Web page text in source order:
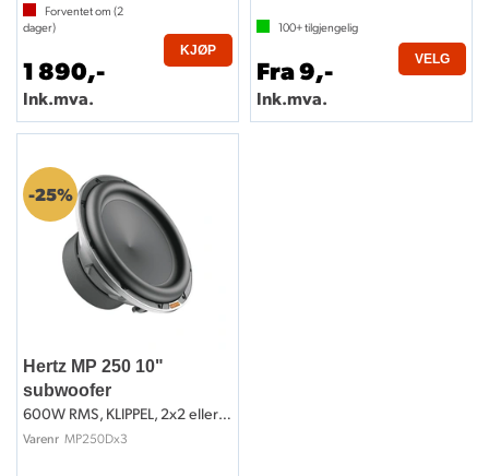
Forventet om (2
dager)
1 890,-
Ink.mva.
KJØP
100+tilgjengelig
Fra 9,-
Ink.mva.
VELG
25%
Hertz MP 250 10"
subwoofer
600W RMS, KLIPPEL, 2x2 eller 2x4 Ohm
Varenr MP250Dx3